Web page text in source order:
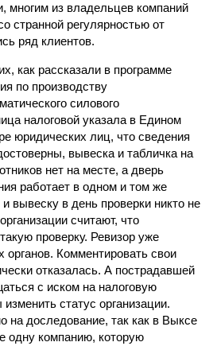
многим из владельцев компаний
странной регулярностью от
ряд клиентов.
как рассказали в программе
по производству
силового
налоговой указала в Едином
юридических лиц, что сведения
вывеска и табличка на
нет на месте, а дверь
работает в одном и том же
вывеску в день проверки никто не
считают, что
проверку. Ревизор уже
органов. Комментировать свои
отказалась. А пострадавшей
с иском на налоговую
статус организации.
на доследование, так как в Выксе
одну компанию, которую